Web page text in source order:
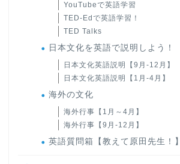
YouTubeで英語学習
TED-Edで英語学習！
TED Talks
日本文化を英語で説明しよう！
日本文化英語説明【9月-12月】
日本文化英語説明【1月-4月】
海外の文化
海外行事【1月～4月】
海外行事【9月-12月】
英語質問箱【教えて原田先生！】